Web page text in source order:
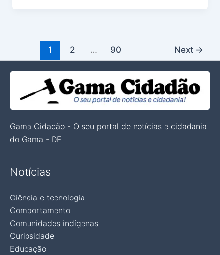
1 2 … 90 Next →
Gama Cidadão - O seu portal de notícias e cidadania
do Gama - DF
Notícias
Ciência e tecnologia
Comportamento
Comunidades indígenas
Curiosidade
Educação